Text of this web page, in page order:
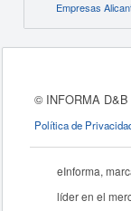
Empresas
© INFORMA
Política de
eInforma,
líder en el